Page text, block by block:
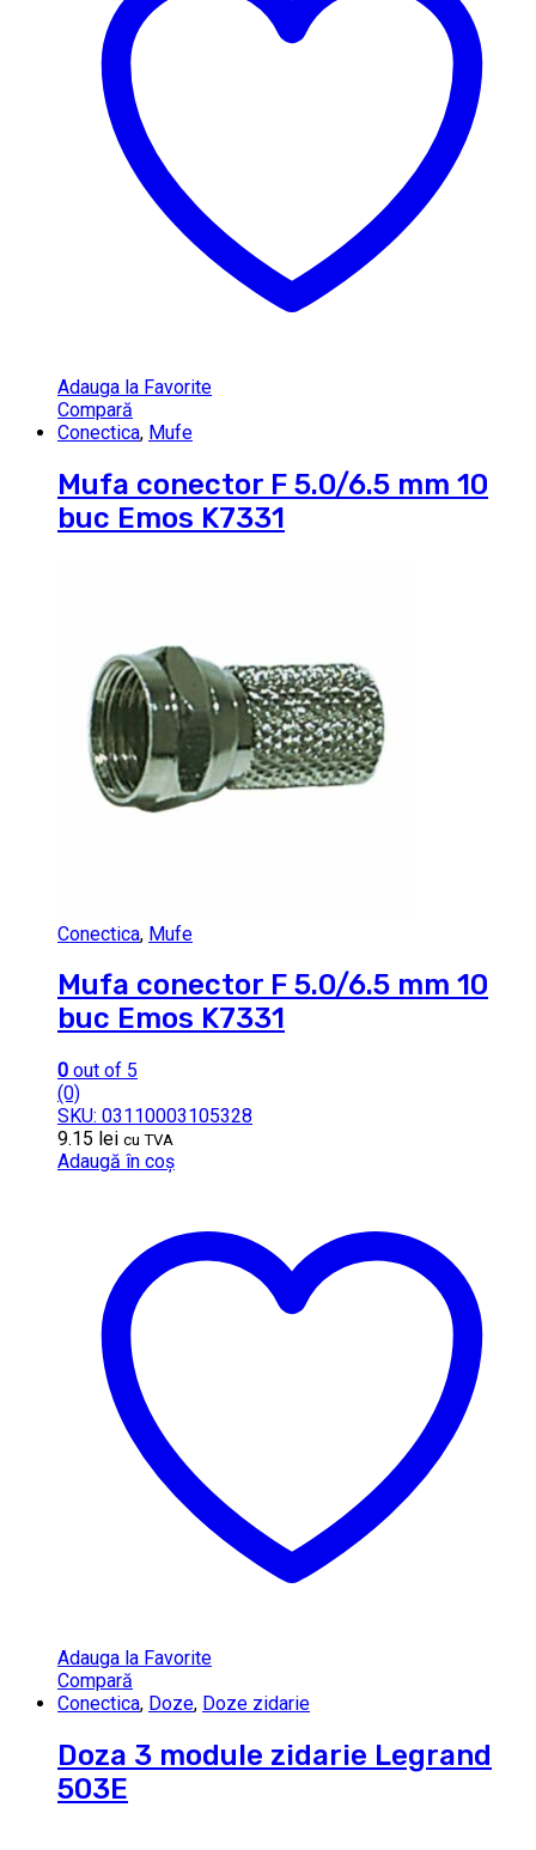
Adauga la Favorite
Compară
Conectica, Mufe
Mufa conector F 5.0/6.5 mm 10
buc Emos K7331
Conectica, Mufe
Mufa conector F 5.0/6.5 mm 10
buc Emos K7331
0 out of 5
(0)
SKU: 03110003105328
9.15 lei cu TVA
Adaugă în coș
Adauga la Favorite
Compară
Conectica, Doze, Doze zidarie
Doza 3 module zidarie Legrand
503E